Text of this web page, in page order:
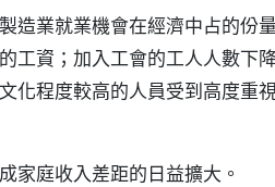
造業就業機會在經濟中占的份
工資；加入工會的工人人數下
化程度較高的人員受到高度重
家庭收入差距的日益擴大。